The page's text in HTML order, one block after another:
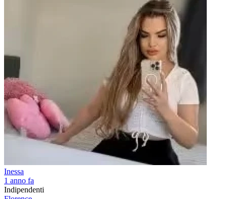
Inessa
1 anno fa
Indipendenti